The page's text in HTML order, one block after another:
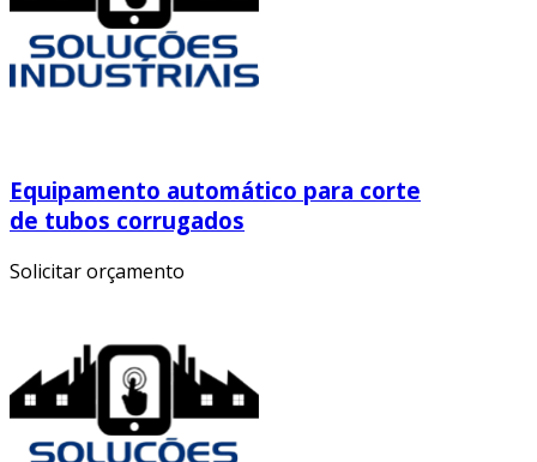
Equipamento automático para corte
de tubos corrugados
Solicitar orçamento